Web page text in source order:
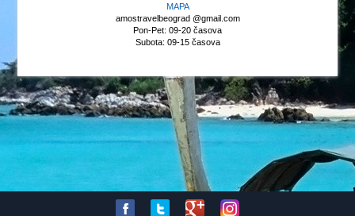
MAPA
amostravelbeograd @gmail.com
Pon-Pet: 09-20 časova
Subota: 09-15 časova